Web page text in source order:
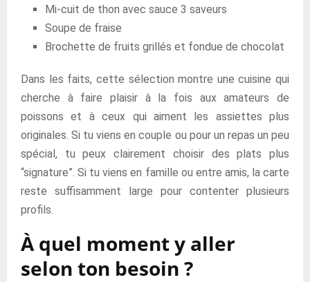
Mi-cuit de thon avec sauce 3 saveurs
Soupe de fraise
Brochette de fruits grillés et fondue de chocolat
Dans les faits, cette sélection montre une cuisine qui
cherche à faire plaisir à la fois aux amateurs de
poissons et à ceux qui aiment les assiettes plus
originales. Si tu viens en couple ou pour un repas un peu
spécial, tu peux clairement choisir des plats plus
“signature”. Si tu viens en famille ou entre amis, la carte
reste suffisamment large pour contenter plusieurs
profils.
À quel moment y aller
selon ton besoin ?